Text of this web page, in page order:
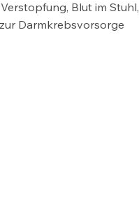
Blut im Stuhl,
Darmkrebsvorsorge